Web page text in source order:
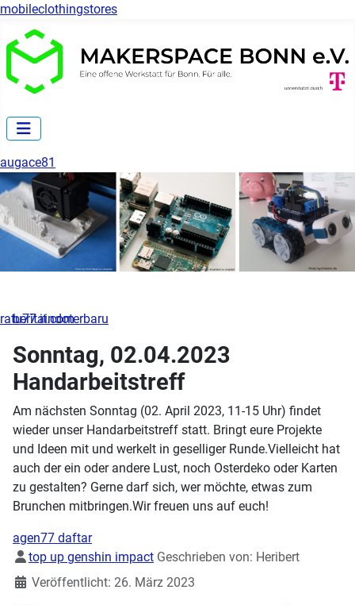
mobileclothingstores
augace81
ratu77.it.com
Sonntag, 02.04.2023
Handarbeitstreff
Am nächsten Sonntag (02. April 2023, 11-15 Uhr) findet
wieder unser Handarbeitstreff statt. Bringt eure Projekte
und Ideen mit und werkelt in geselliger Runde.Vielleicht hat
auch der ein oder andere Lust, noch Osterdeko oder Karten
zu gestalten? Gerne darf sich, wer möchte, etwas zum
Brunchen mitbringen.Wir freuen uns auf euch!
agen77 daftar
Details
top up genshin impact Geschrieben von: Heribert
Veröffentlicht: 26. März 2023
beritaindoterbaru